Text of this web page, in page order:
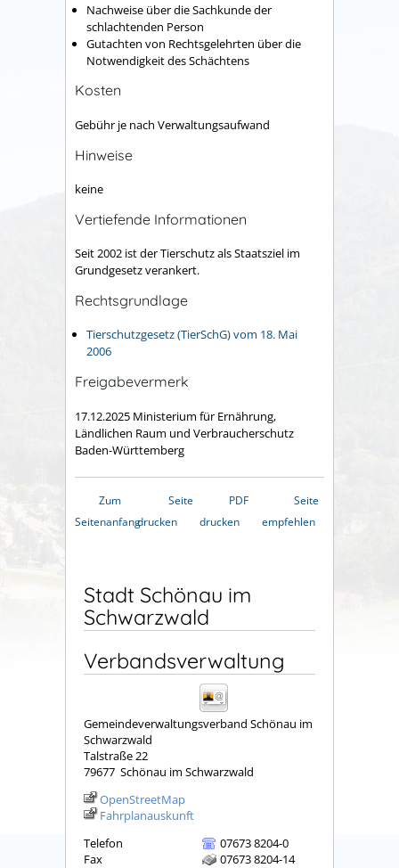
Nachweise über die Sachkunde der
schlachtenden Person
Gutachten von Rechtsgelehrten über die
Notwendigkeit des Schächtens
Kosten
Gebühr je nach Verwaltungsaufwand
Hinweise
keine
Vertiefende Informationen
Seit 2002 ist der Tierschutz als Staatsziel im
Grundgesetz verankert.
Rechtsgrundlage
Tierschutzgesetz (TierSchG) vom 18. Mai
2006
Freigabevermerk
17.12.2025 Ministerium für Ernährung,
Ländlichen Raum und Verbraucherschutz
Baden-Württemberg
Zum
Seitenanfang
Seite
drucken
PDF
drucken
Seite
empfehlen
Stadt Schönau im
Schwarzwald
Verbandsverwaltung
Gemeindeverwaltungsverband Schönau im
Schwarzwald
Talstraße 22
79677 Schönau im Schwarzwald
OpenStreetMap
Fahrplanauskunft
Telefon
07673 8204-0
Fax
07673 8204-14